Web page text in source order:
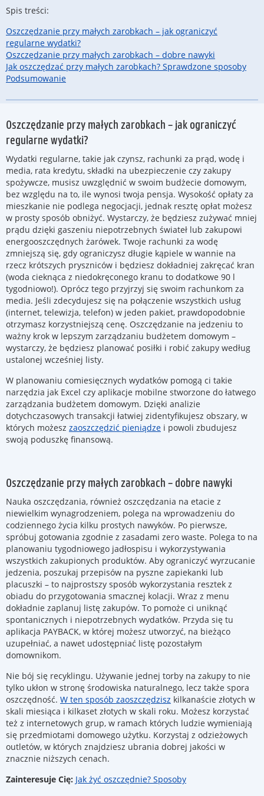
Spis treści:
Oszczędzanie przy małych zarobkach – jak ograniczyć
regularne wydatki?
Oszczędzanie przy małych zarobkach – dobre nawyki
Jak oszczędzać przy małych zarobkach? Sprawdzone sposoby
Podsumowanie
Oszczędzanie przy małych zarobkach – jak ograniczyć
regularne wydatki?
Wydatki regularne, takie jak czynsz, rachunki za prąd, wodę i
media, rata kredytu, składki na ubezpieczenie czy zakupy
spożywcze, musisz uwzględnić w swoim budżecie domowym,
bez względu na to, ile wynosi twoja pensja. Wysokość opłaty za
mieszkanie nie podlega negocjacji, jednak resztę opłat możesz
w prosty sposób obniżyć. Wystarczy, że będziesz zużywać mniej
prądu dzięki gaszeniu niepotrzebnych świateł lub zakupowi
energooszczędnych żarówek. Twoje rachunki za wodę
zmniejszą się, gdy ograniczysz długie kąpiele w wannie na
rzecz krótszych pryszniców i będziesz dokładniej zakręcać kran
(woda cieknąca z niedokręconego kranu to dodatkowe 90 l
tygodniowo!). Oprócz tego przyjrzyj się swoim rachunkom za
media. Jeśli zdecydujesz się na połączenie wszystkich usług
(internet, telewizja, telefon) w jeden pakiet, prawdopodobnie
otrzymasz korzystniejszą cenę. Oszczędzanie na jedzeniu to
ważny krok w lepszym zarządzaniu budżetem domowym –
wystarczy, że będziesz planować posiłki i robić zakupy według
ustalonej wcześniej listy.
W planowaniu comiesięcznych wydatków pomogą ci takie
narzędzia jak Excel czy aplikacje mobilne stworzone do łatwego
zarządzania budżetem domowym. Dzięki analizie
dotychczasowych transakcji łatwiej zidentyfikujesz obszary, w
których możesz zaoszczędzić pieniądze i powoli zbudujesz
swoją poduszkę finansową.
Oszczędzanie przy małych zarobkach – dobre nawyki
Nauka oszczędzania, również oszczędzania na etacie z
niewielkim wynagrodzeniem, polega na wprowadzeniu do
codziennego życia kilku prostych nawyków. Po pierwsze,
spróbuj gotowania zgodnie z zasadami zero waste. Polega to na
planowaniu tygodniowego jadłospisu i wykorzystywania
wszystkich zakupionych produktów. Aby ograniczyć wyrzucanie
jedzenia, poszukaj przepisów na pyszne zapiekanki lub
placuszki – to najprostszy sposób wykorzystania resztek z
obiadu do przygotowania smacznej kolacji. Wraz z menu
dokładnie zaplanuj listę zakupów. To pomoże ci uniknąć
spontanicznych i niepotrzebnych wydatków. Przyda się tu
aplikacja PAYBACK, w której możesz utworzyć, na bieżąco
uzupełniać, a nawet udostępniać listę pozostałym
domownikom.
Nie bój się recyklingu. Używanie jednej torby na zakupy to nie
tylko ukłon w stronę środowiska naturalnego, lecz także spora
oszczędność. W ten sposób zaoszczędzisz kilkanaście złotych w
skali miesiąca i kilkaset złotych w skali roku. Możesz korzystać
też z internetowych grup, w ramach których ludzie wymieniają
się przedmiotami domowego użytku. Korzystaj z odzieżowych
outletów, w których znajdziesz ubrania dobrej jakości w
znacznie niższych cenach.
Zainteresuje Cię: Jak żyć oszczędnie? Sposoby